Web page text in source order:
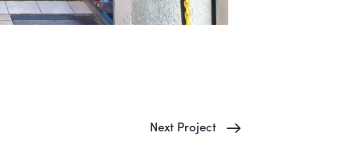
Next Project